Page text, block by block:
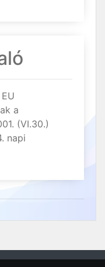
a
(VI.30.)
napi